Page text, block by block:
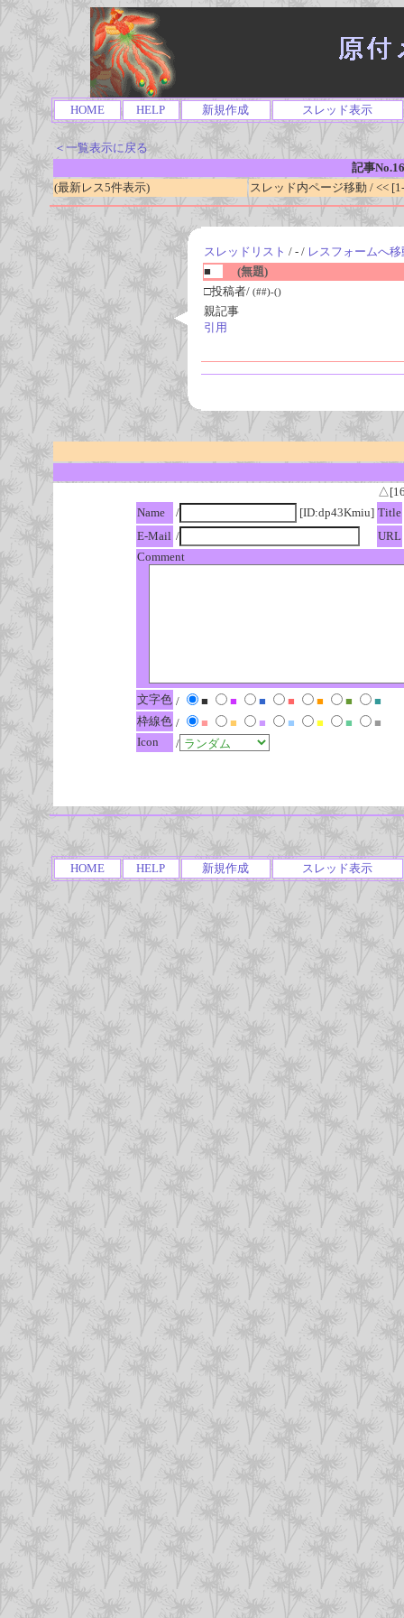
HOME HELP 新規作成 スレッド表示
＜一覧表示に戻る
記事
(最新レス5件表示)
スレッド内ページ移動 / <<
スレッドリスト / - / レスフォームへ移
■
(無題)
□投稿者/ (##)-()
親記事
引用
Name
/ [ID:dp43Kmiu] Title
E-Mail /
URL
Comment
文字色 / ■ ■ ■ ■ ■ ■
■
枠線色 / ■ ■ ■ ■ ■ ■
■
Icon
/
HOME HELP 新規作成 スレッド表示